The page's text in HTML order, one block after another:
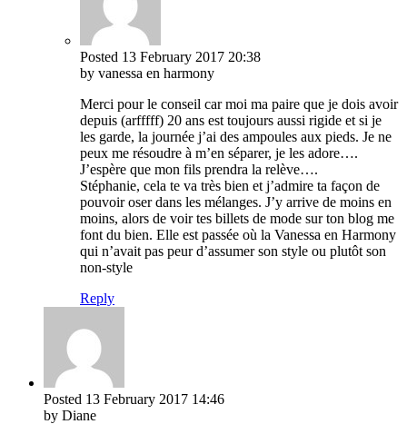
Posted 13 February 2017 20:38
by vanessa en harmony
Merci pour le conseil car moi ma paire que je dois avoir
depuis (arfffff) 20 ans est toujours aussi rigide et si je
les garde, la journée j’ai des ampoules aux pieds. Je ne
peux me résoudre à m’en séparer, je les adore….
J’espère que mon fils prendra la relève….
Stéphanie, cela te va très bien et j’admire ta façon de
pouvoir oser dans les mélanges. J’y arrive de moins en
moins, alors de voir tes billets de mode sur ton blog me
font du bien. Elle est passée où la Vanessa en Harmony
qui n’avait pas peur d’assumer son style ou plutôt son
non-style
Reply
Posted 13 February 2017 14:46
by Diane